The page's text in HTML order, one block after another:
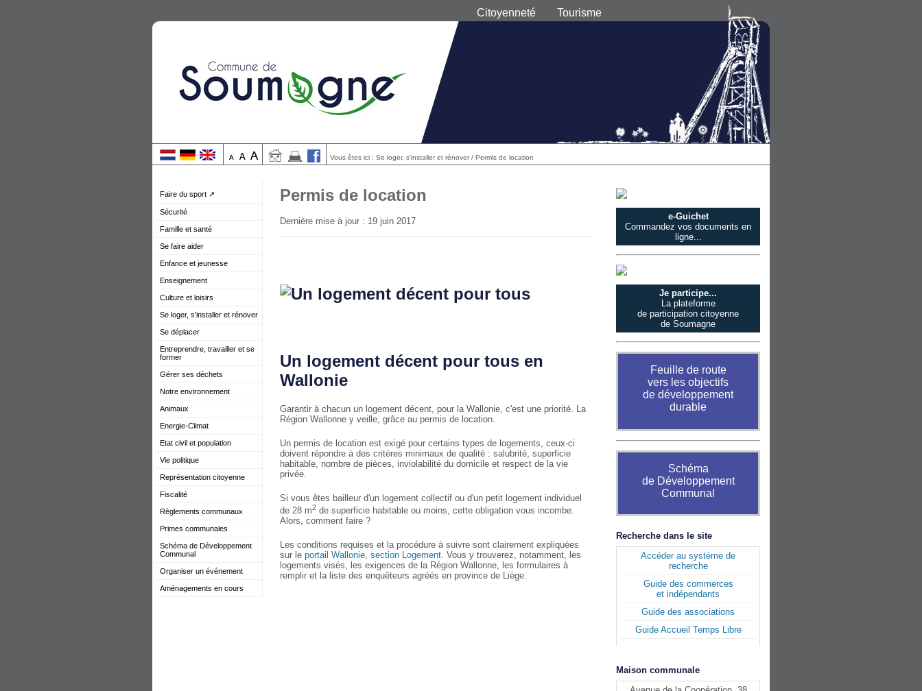
Citoyenneté Tourisme
Vous êtes ici : Se loger, s'installer et rénover / Permis de location
Faire du sport ↗
Sécurité
Famille et santé
Se faire aider
Enfance et jeunesse
Enseignement
Culture et loisirs
Se loger, s'installer et rénover
Se déplacer
Entreprendre, travailler et se
former
Gérer ses déchets
Notre environnement
Animaux
Energie-Climat
Etat civil et population
Vie politique
Représentation citoyenne
Fiscalité
Règlements communaux
Primes communales
Schéma de Développement
Communal
Organiser un événement
Aménagements en cours
Permis de location
Dernière mise à jour : 19 juin 2017
Un logement décent pour tous en
Wallonie
Garantir à chacun un logement décent, pour la Wallonie, c'est une priorité. La
Région Wallonne y veille, grâce au permis de location.
Un permis de location est exigé pour certains types de logements, ceux-ci
doivent répondre à des critères minimaux de qualité : salubrité, superficie
habitable, nombre de pièces, inviolabilité du domicile et respect de la vie
privée.
Si vous êtes bailleur d'un logement collectif ou d'un petit logement individuel
de 28 m2 de superficie habitable ou moins, cette obligation vous incombe.
Alors, comment faire ?
Les conditions requises et la procédure à suivre sont clairement expliquées
sur le portail Wallonie, section Logement . Vous y trouverez, notamment, les
logements visés, les exigences de la Région Wallonne, les formulaires à
remplir et la liste des enquêteurs agréés en province de Liège.
e-Guichet
Commandez vos documents en
ligne...
Je participe...
La plateforme
de participation citoyenne
de Soumagne
Feuille de route
vers les objectifs
de développement
durable
Schéma
de Développement
Communal
Recherche dans le site
Accéder au système de
recherche
Guide des commerces
et indépendants
Guide des associations
Guide Accueil Temps Libre
Maison communale